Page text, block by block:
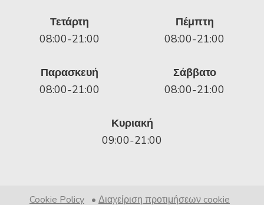
Τετάρτη
08:00-21:00
Πέμπτη
08:00-21:00
Παρασκευή
08:00-21:00
Σάββατο
08:00-21:00
Κυριακή
09:00-21:00
Cookie Policy • Διαχείριση προτιμήσεων cookie